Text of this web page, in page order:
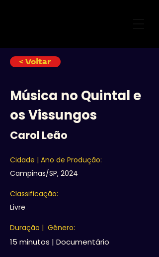
< Voltar
Música no Quintal e
os Vissungos
Carol Leão
Cidade | Ano de Produção:
Campinas/SP, 2024
Classificação:
Livre
Duração | Gênero:
15 minutos | Documentário